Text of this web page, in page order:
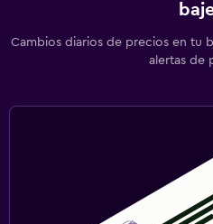
Cambios diarios de precios en tu
alertas de